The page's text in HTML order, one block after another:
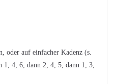
oder auf einfacher Kadenz (s.
1, 4, 6, dann 2, 4, 5, dann 1, 3,